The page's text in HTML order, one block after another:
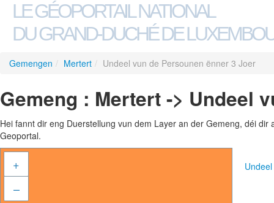
LE GÉOPORTAIL NATIONAL
DU GRAND-DUCHÉ DE
Gemengen / Mertert / Undeel vun de Persounen ënner 3 Joer
Gemeng : Mertert -> Undeel
Hei fannt dir eng Duerstellung vun dem Layer an der Gemeng, déi
Geoportal.
+
–